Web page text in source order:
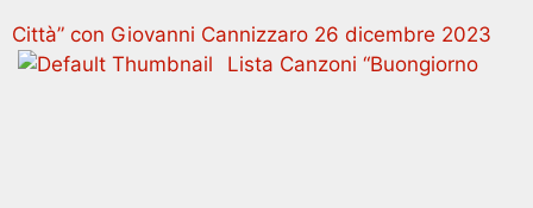
Città” con Giovanni Cannizzaro 26 dicembre 2023
Lista Canzoni “Buongiorno